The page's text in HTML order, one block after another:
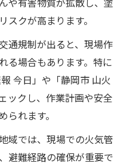
クが高まります。
通規制が出ると、現場作
る場合もあります。特に
今日」や「静岡市 山火
ックし、作業計画や安全
れます。
域では、現場での火気管
避難経路の確保が重要で